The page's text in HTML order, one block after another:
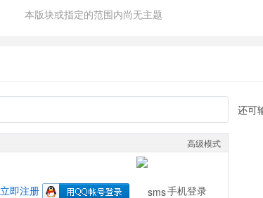
本版块或指定的范围内尚无主题
还可
高级模式
立即注册 手机登录